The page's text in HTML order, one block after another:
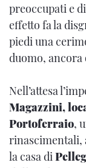
preoccupati e
effetto fa la
piedi una
duomo,
Nell’attesa
Magazzini,
Portoferraio,
rinascimentali,
la casa di